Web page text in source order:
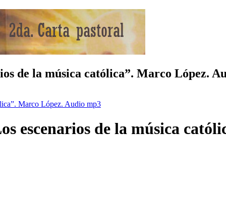
de la música católica”. Marco López.
Marco López. Audio mp3
escenarios de la música